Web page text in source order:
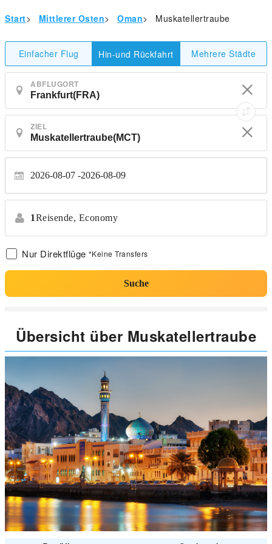
Start> Mittlerer Osten> Oman> Muskatellertraube
Einfacher Flug Hin-und Rückfahrt Mehrere Städte
ABFLUGORT
ZIEL
2026-08-07 2026-08-09
1Reisende, Economy
Nur Direktflüge *Keine Transfers
Suche
Übersicht über Muskatellertraube